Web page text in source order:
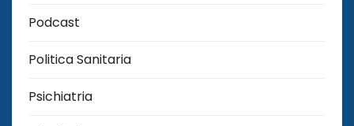
Podcast
Politica Sanitaria
Psichiatria